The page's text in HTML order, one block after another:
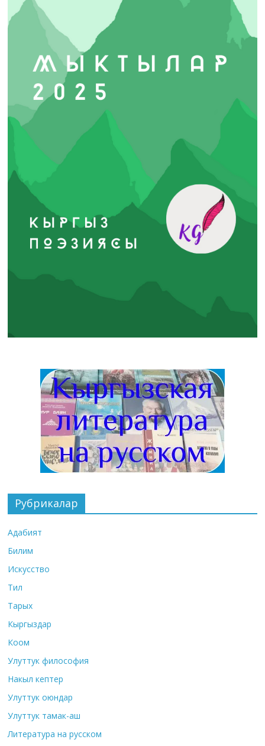
Рубрикалар
Адабият
Билим
Искусство
Тил
Тарых
Кыргыздар
Коом
Улуттук философия
Накыл кептер
Улуттук оюндар
Улуттук тамак-аш
Литература на русском